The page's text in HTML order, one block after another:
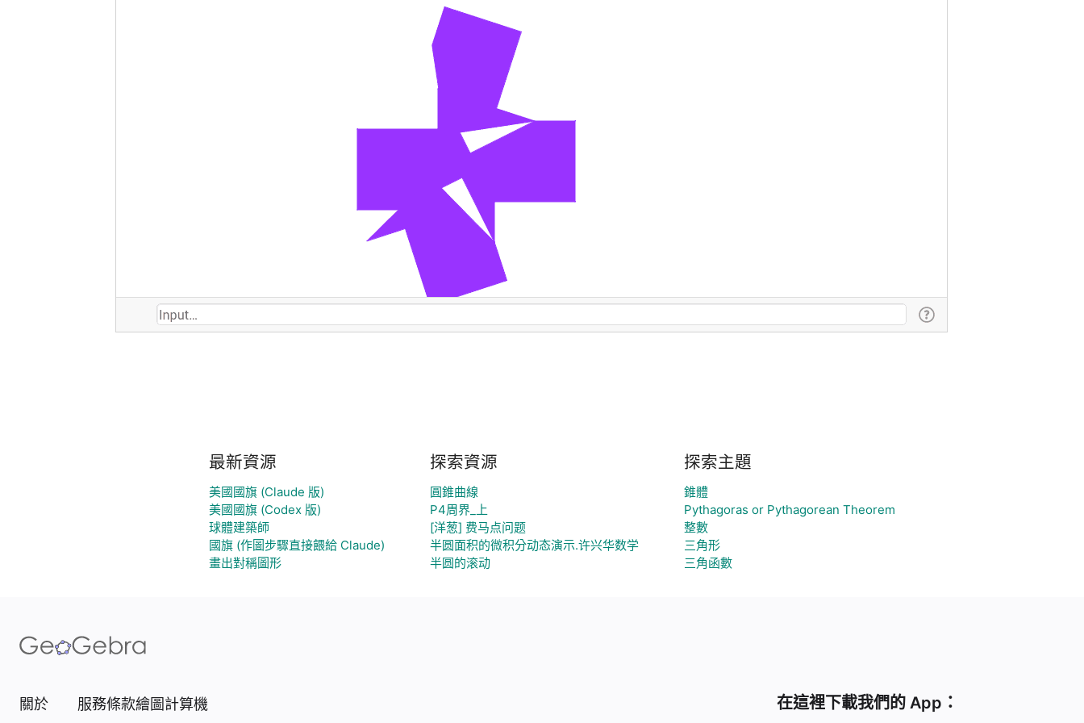
最新資源
美國國旗 (Claude 版)
美國國旗 (Codex 版)
球體建築師
國旗 (作圖步驟直接餵給 Claude)
畫出對稱圖形
探索資源
圓錐曲線
P4周界_上
[洋葱] 费马点问题
半圆面积的微积分动态演示.许兴华数学
半圆的滚动
探索主題
錐體
Pythagoras or Pythagorean Theorem
整數
三角形
三角函數
關於 服務條款繪圖計算機 在這裡下載我們的 App：